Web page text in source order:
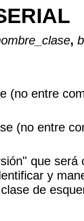
,
(no entre
(no entre
que será
y
de